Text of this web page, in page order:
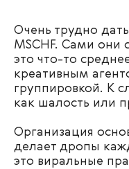
Очень трудно
MSCHF. Сами они
это что-то
креативным
группировкой. К
как шалость или
Организация
делает дропы
это виральные